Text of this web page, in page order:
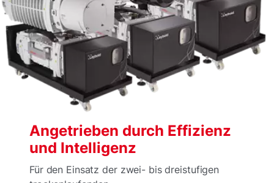
Angetrieben durch Effizienz
und Intelligenz
Für den Einsatz der zwei- bis dreistufigen